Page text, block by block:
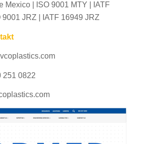
Mexico | ISO 9001 MTY | IATF
9001 JRZ | IATF 16949 JRZ
251 0822